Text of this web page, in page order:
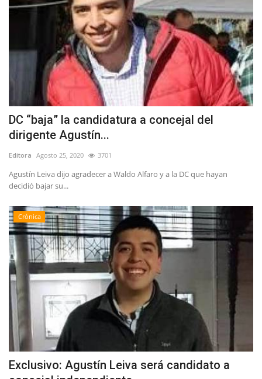
DC “baja” la candidatura a concejal del
dirigente Agustín...
Editora Agosto 25, 2020 3701
Agustín Leiva dijo agradecer a Waldo Alfaro y a la DC que hayan
decidió bajar su...
Crónica
Exclusivo: Agustín Leiva será candidato a